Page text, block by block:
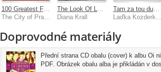
100 Greatest Film Themes
The City of Prague Philharmonic Orchestra
Diana Krall
Tam za tou duhou
Doprovodné materiály
Přední strana CD obalu (cover) k albu Oi
PDF. Obrázek obalu alba je přikládán v